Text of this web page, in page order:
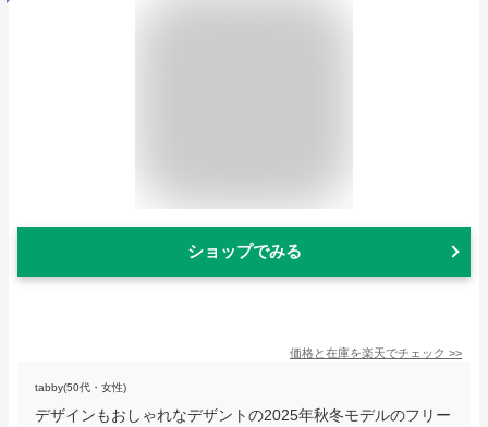
ショップでみる
価格と在庫を楽天でチェック >>
tabby(50代・女性)
デザインもおしゃれなデザントの2025年秋冬モデルのフリー